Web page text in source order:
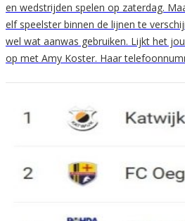
en wedstrijden spelen op zaterdag.
elf speelster binnen de lijnen te
wel wat aanwas gebruiken. Lijkt het
op met Amy Koster. Haar